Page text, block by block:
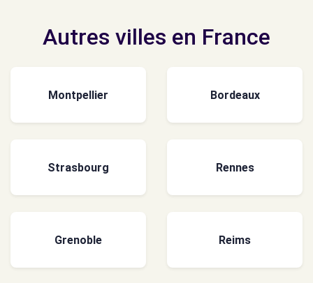
Autres villes en France
Montpellier Bordeaux
Strasbourg Rennes
Grenoble Reims